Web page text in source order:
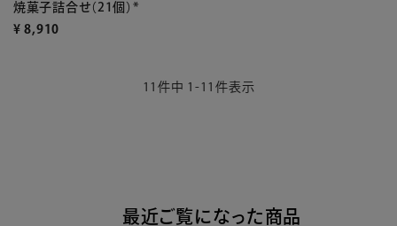
焼菓子詰合せ（21個）*
¥ 8,910
11件中 1 -11件表示
最近ご覧になった商品